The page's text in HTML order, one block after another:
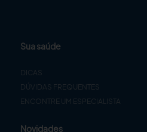
Sua saúde
DICAS
DÚVIDAS FREQUENTES
ENCONTRE UM ESPECIALISTA
Novidades